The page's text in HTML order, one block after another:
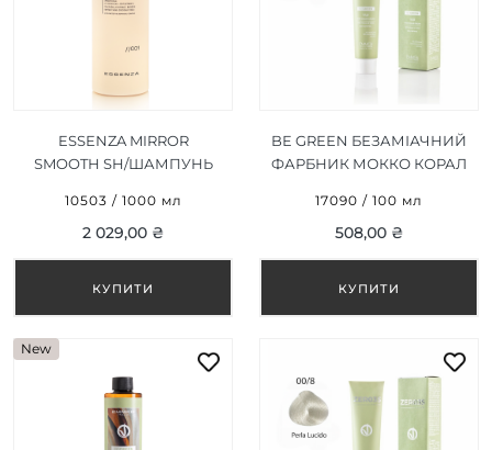
ESSENZA MIRROR
SMOOTH SH/ШАМПУНЬ
РОЗГЛАДЖЕННЯ 1000 ML
10503 / 1000 мл
2 029,00 ₴
BE GREEN БЕЗАМІАЧНИЙ
ФАРБНИК МОККО КОРАЛ
17090 / 100 мл
508,00 ₴
New